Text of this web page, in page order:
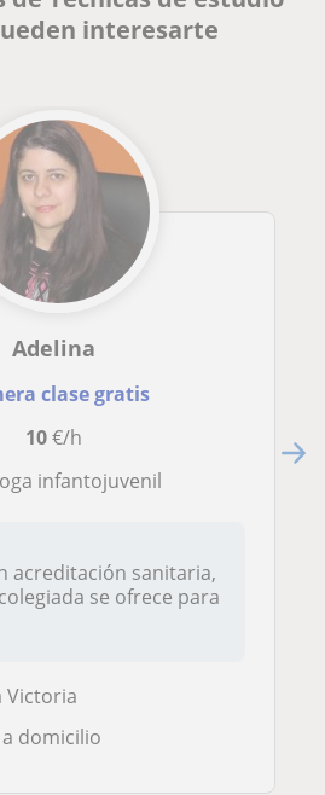
interesarte
Adelina
clase gratis
10€/h
infantojuvenil
acreditación sanitaria,
se ofrece para
Victoria
a domicilio